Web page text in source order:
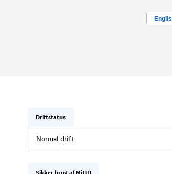
Driftstatus
Normal drift
Sikker brug af MitID